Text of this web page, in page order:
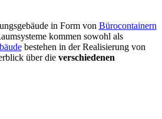
in Form von Bürocontainern
kommen sowohl als
bestehen in der Realisierung von
über die verschiedenen